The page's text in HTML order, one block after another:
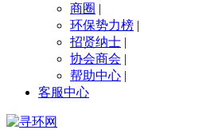
商圈 |
环保势力榜 |
招贤纳士 |
协会商会 |
帮助中心 |
客服中心